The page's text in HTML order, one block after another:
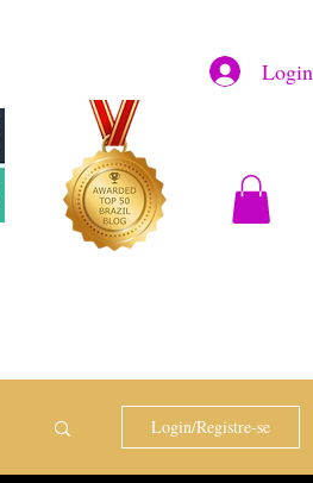
Login
Login/Registre-se